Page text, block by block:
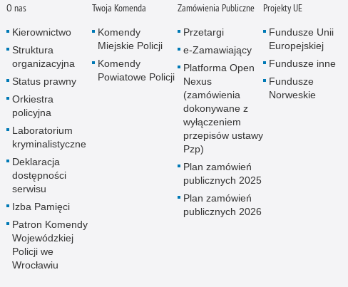
O nas
Kierownictwo
Struktura
organizacyjna
Status prawny
Orkiestra
policyjna
Laboratorium
kryminalistyczne
Deklaracja
dostępności
serwisu
Izba Pamięci
Patron Komendy
Wojewódzkiej
Policji we
Wrocławiu
Twoja Komenda
Komendy
Miejskie Policji
Komendy
Powiatowe Policji
Zamówienia Publiczne
Przetargi
e-Zamawiający
Platforma Open
Nexus
(zamówienia
dokonywane z
wyłączeniem
przepisów ustawy
Pzp)
Plan zamówień
publicznych 2025
Plan zamówień
publicznych 2026
Projekty UE
Fundusze Unii
Europejskiej
Fundusze inne
Fundusze
Norweskie